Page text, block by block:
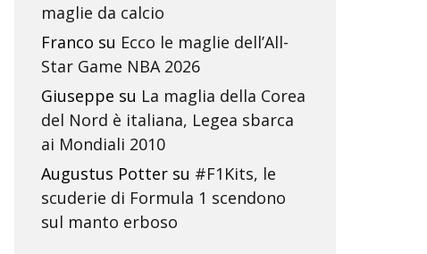
maglie da calcio
Franco su Ecco le maglie dell’All-
Star Game NBA 2026
Giuseppe su La maglia della Corea
del Nord è italiana, Legea sbarca
ai Mondiali 2010
Augustus Potter su #F1Kits, le
scuderie di Formula 1 scendono
sul manto erboso